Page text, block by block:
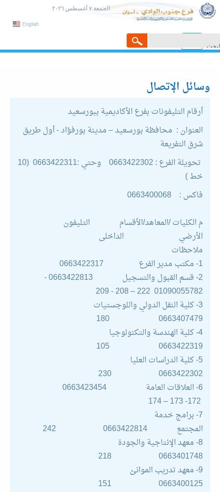
الجمعة ٧ أغسطس ٢٠٢٦
navigation
وسائل الإتصال
أرقام التليفونات بفرع الأكاديمية ببورسعيد
العنوان : محافظة بورسعيد – مدينة بورفؤاد - أول طريق
شرق التفريعة
تحويلة الفرع : 0663422302 وحتي :0663422311 (10
خط )
فاكس : 0663400068
م الكليات /المعاهد/الأقسام التليفون
الأرضي الداخلى
ملاحظات
1- مكتب مدير الفرع 0663422317
2- قسم القبول والتسجيل 0663422813 -
01090055782 222 – 208 - 209
3- كلية النقل الدولي واللوجستيات
0663407479 180
4- كلية الهندسة والتكنولوجيا
0663422319 105
5- كلية الدراسات العليا
0663422302 230
7- برامج خدمة
المجتمع 0663422814 242
8- معهد الإنتاجية والجودة
0663401748 218
9- معهد تدريب الموانئ
0663400125 151